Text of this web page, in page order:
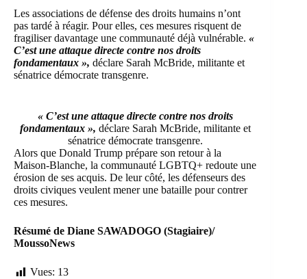
Les associations de défense des droits humains n’ont
pas tardé à réagir. Pour elles, ces mesures risquent de
fragiliser davantage une communauté déjà vulnérable. «
C’est une attaque directe contre nos droits
fondamentaux », déclare Sarah McBride, militante et
sénatrice démocrate transgenre.
« C’est une attaque directe contre nos droits
fondamentaux », déclare Sarah McBride, militante et
sénatrice démocrate transgenre.
Alors que Donald Trump prépare son retour à la
Maison-Blanche, la communauté LGBTQ+ redoute une
érosion de ses acquis. De leur côté, les défenseurs des
droits civiques veulent mener une bataille pour contrer
ces mesures.
Résumé de Diane SAWADOGO (Stagiaire)/
MoussoNews
Vues: 13